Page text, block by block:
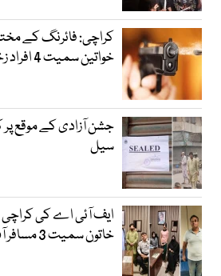
خواتین سمیت 4 افراد زخمی
جشن آزادی کے موقع
سیل
ایف آئی اے کی کراچی
خاتون سمیت 3 مسافر آف لوڈ